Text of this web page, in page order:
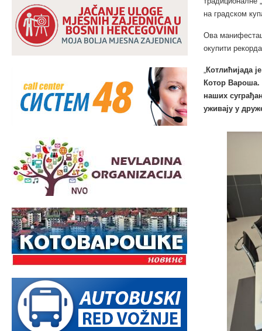
на градском
Ова
окупити
„Котлићијада
Котор Вароша.
наших
уживају у